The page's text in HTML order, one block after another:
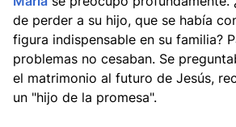
de perder a su hijo, que se había
figura indispensable en su familia?
problemas no cesaban. Se
el matrimonio al futuro de Jesús,
un "hijo de la promesa".